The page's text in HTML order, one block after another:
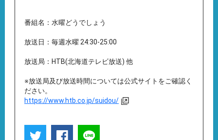
番組名：水曜どうでしょう
放送日：毎週水曜 24:30-25:00
放送局：HTB(北海道テレビ放送) 他
※放送局及び放送時間については公式サイトをご確認く
ださい。
https://www.htb.co.jp/suidou/